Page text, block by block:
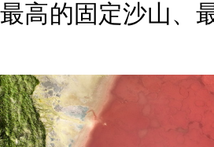
高的固定沙山、